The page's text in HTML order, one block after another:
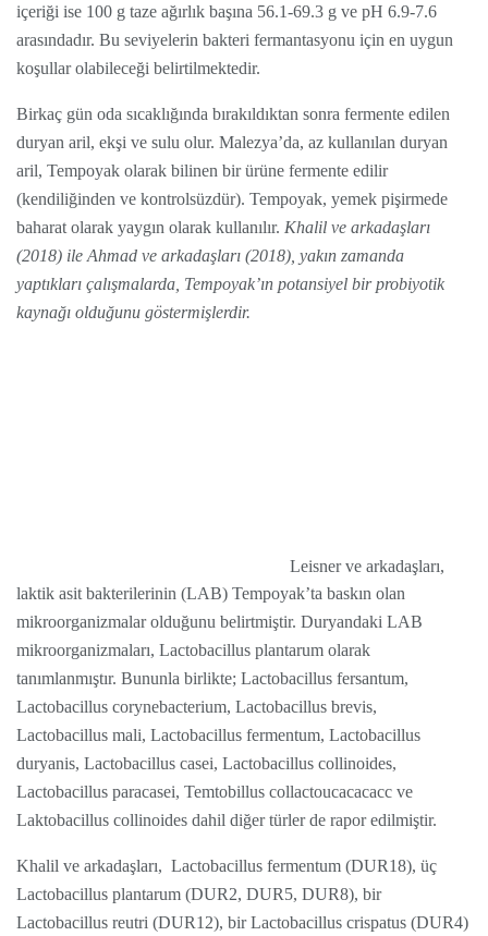
içeriği ise 100 g taze ağırlık başına 56.1-69.3 g ve pH 6.9-7.6
arasındadır. Bu seviyelerin bakteri fermantasyonu için en uygun
koşullar olabileceği belirtilmektedir.
Birkaç gün oda sıcaklığında bırakıldıktan sonra fermente edilen
duryan aril, ekşi ve sulu olur. Malezya’da, az kullanılan duryan
aril, Tempoyak olarak bilinen bir ürüne fermente edilir
(kendiliğinden ve kontrolsüzdür). Tempoyak, yemek pişirmede
baharat olarak yaygın olarak kullanılır. Khalil ve arkadaşları
(2018) ile Ahmad ve arkadaşları (2018), yakın zamanda
yaptıkları çalışmalarda, Tempoyak’ın potansiyel bir probiyotik
kaynağı olduğunu göstermişlerdir.
Leisner ve arkadaşları,
laktik asit bakterilerinin (LAB) Tempoyak’ta baskın olan
mikroorganizmalar olduğunu belirtmiştir. Duryandaki LAB
mikroorganizmaları, Lactobacillus plantarum olarak
tanımlanmıştır. Bununla birlikte; Lactobacillus fersantum,
Lactobacillus corynebacterium, Lactobacillus brevis,
Lactobacillus mali, Lactobacillus fermentum, Lactobacillus
duryanis, Lactobacillus casei, Lactobacillus collinoides,
Lactobacillus paracasei, Temtobillus collactoucacacacc ve
Laktobacillus collinoides dahil diğer türler de rapor edilmiştir.
Khalil ve arkadaşları, Lactobacillus fermentum (DUR18), üç
Lactobacillus plantarum (DUR2, DUR5, DUR8), bir
Lactobacillus reutri (DUR12), bir Lactobacillus crispatus (DUR4)